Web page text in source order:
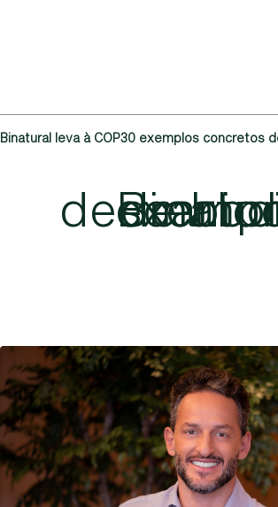
Binatural leva à COP30 exemplos concretos